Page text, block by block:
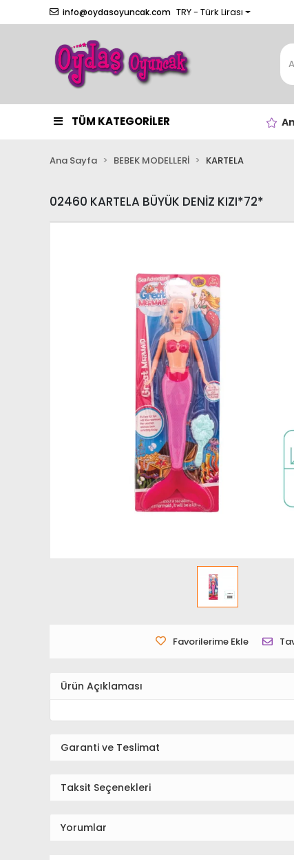
info@oydasoyuncak.com TRY - Türk Lirası
TÜM KATEGORİLER
Ana Sayfa BEBEK MODELLERİ KARTELA
02460 KARTELA BÜYÜK DENİZ KIZI*72*
Favorilerime Ekle
Ürün Açıklaması
Garanti ve Teslimat
Taksit Seçenekleri
Yorumlar